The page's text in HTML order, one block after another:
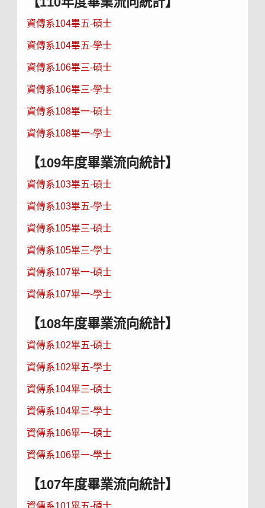
資傳系104畢五-碩士
資傳系104畢五-學士
資傳系106畢三-碩士
資傳系106畢三-學士
資傳系108畢一-碩士
資傳系108畢一-學士
【109年度畢業流向統計】
資傳系103畢五-碩士
資傳系103畢五-學士
資傳系105畢三-碩士
資傳系105畢三-學士
資傳系107畢一-碩士
資傳系107畢一-學士
【108年度畢業流向統計】
資傳系102畢五-碩士
資傳系102畢五-學士
資傳系104畢三-碩士
資傳系104畢三-學士
資傳系106畢一-碩士
資傳系106畢一-學士
【107年度畢業流向統計】
資傳系101畢五-碩士